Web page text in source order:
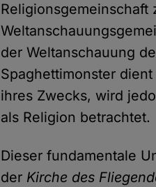
der Weltanschauung
Spaghettimonster
ihres Zwecks, wird
als Religion betrachtet.
Dieser fundamentale
der Kirche des